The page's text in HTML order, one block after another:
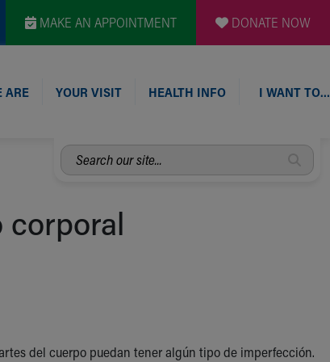
MAKE AN APPOINTMENT DONATE NOW
ARE YOUR VISIT HEALTH INFO I WANT TO…
Search
our
corporal
del cuerpo puedan tener algún tipo de imperfección.